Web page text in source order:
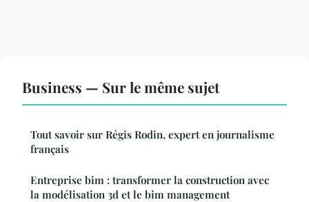
Business — Sur le même sujet
Tout savoir sur Régis Rodin, expert en journalisme
français
Entreprise bim : transformer la construction avec
la modélisation 3d et le bim management